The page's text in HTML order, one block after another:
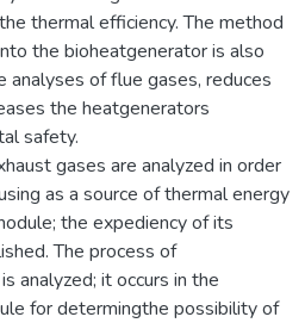
thermal efficiency. The method
the bioheatgenerator is also
of flue gases, reduces
the heatgenerators
safety.
gases are analyzed in order
as a source of thermal energy
the expediency of its
The process of
analyzed; it occurs in the
for determingthe possibility of